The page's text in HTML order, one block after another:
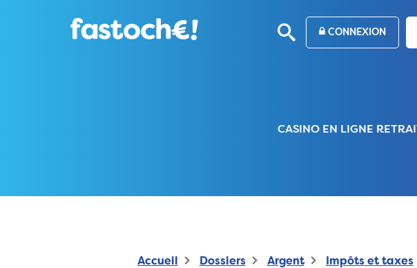
CONNEXION
CASINO EN LIGNE
Accueil Dossiers Argent Impôts et taxes